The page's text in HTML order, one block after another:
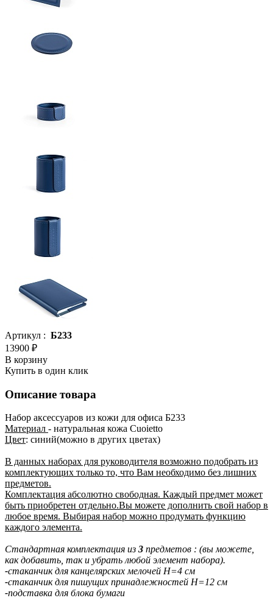
Артикул : Б233
13900 ₽
В корзину
Купить в один клик
Описание товара
Набор аксессуаров из кожи для офиса Б233
Материал - натуральная кожа Сuoietto
Цвет: синий(можно в других цветах)
В данных наборах для руководителя возможно подобрать из
комплектующих только то, что Вам необходимо без лишних
предметов.
Комплектация абсолютно свободная. Каждый предмет может
быть приобретен отдельно.Вы можете дополнить свой набор в
любое время. Выбирая набор можно продумать функцию
каждого элемента.
Стандартная комплектация из 3 предметов : (вы можете,
как добавить, так и убрать любой элемент набора).
-стаканчик для канцелярских мелочей H=4 см
-стаканчик для пишущих принадлежностей H=12 см
-подставка для блока бумаги